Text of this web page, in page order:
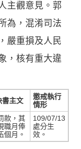
主觀意見。郭
為，混淆司法
嚴重損及人民
，核有重大違
書主文
懲戒執行
情形
款，其
職月俸
個月。
109/07/13
處分生
效。